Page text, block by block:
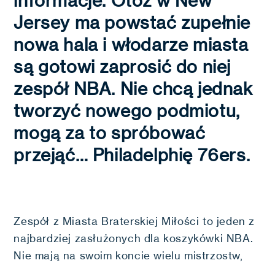
Jersey ma powstać zupełnie
nowa hala i włodarze miasta
są gotowi zaprosić do niej
zespół NBA. Nie chcą jednak
tworzyć nowego podmiotu,
mogą za to spróbować
przejąć… Philadelphię 76ers.
Zespół z Miasta Braterskiej Miłości to jeden z
najbardziej zasłużonych dla koszykówki NBA.
Nie mają na swoim koncie wielu mistrzostw,